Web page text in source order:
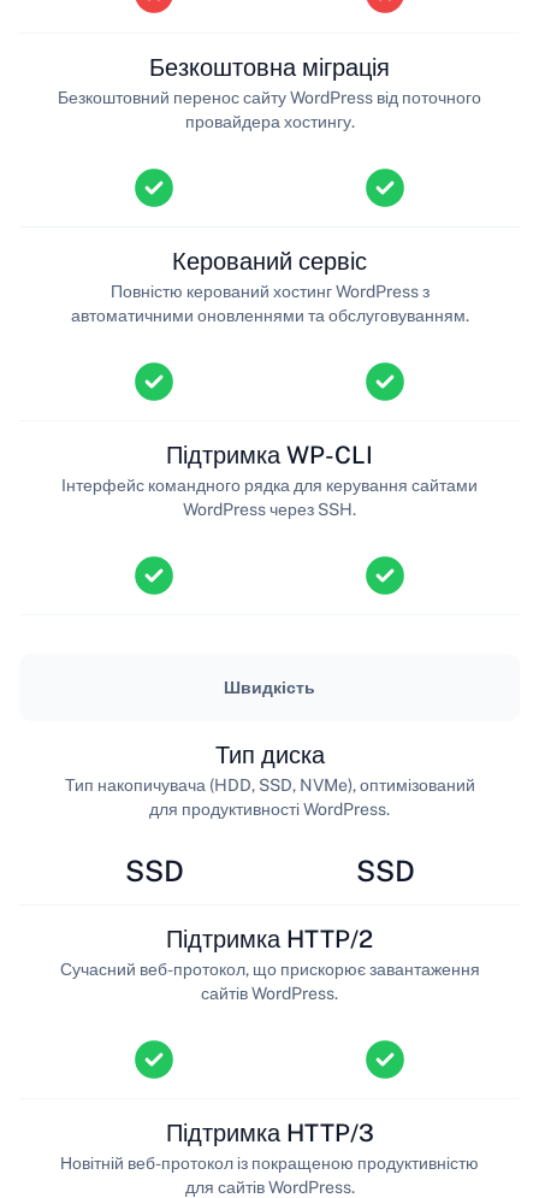
Безкоштовна міграція
Безкоштовний перенос сайту WordPress від поточного
провайдера хостингу.
Керований сервіс
Повністю керований хостинг WordPress з
автоматичними оновленнями та обслуговуванням.
Підтримка WP-CLI
Інтерфейс командного рядка для керування сайтами
WordPress через SSH.
Швидкість
SSD
Тип диска
Тип накопичувача (HDD, SSD, NVMe), оптимізований
для продуктивності WordPress.
SSD
Підтримка HTTP/2
Сучасний веб-протокол, що прискорює завантаження
сайтів WordPress.
Підтримка HTTP/3
Новітній веб-протокол із покращеною продуктивністю
для сайтів WordPress.